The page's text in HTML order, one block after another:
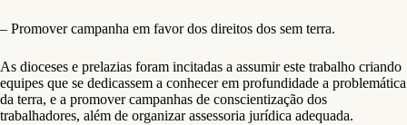
– Promover campanha em favor dos direitos dos sem terra.
As dioceses e prelazias foram incitadas a assumir este trabalho criando
equipes que se dedicassem a conhecer em profundidade a problemática
da terra, e a promover campanhas de conscientização dos
trabalhadores, além de organizar assessoria jurídica adequada.